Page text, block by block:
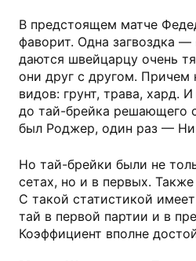
В предстоящем матче
фаворит. Одна загвоздка
даются швейцарцу очень
они друг с другом. Причем
видов: грунт, трава, хард.
до тай-брейка решающего
был Роджер, один раз —
Но тай-брейки были не
сетах, но и в первых.
С такой статистикой
тай в первой партии и в
Коэффициент вполне